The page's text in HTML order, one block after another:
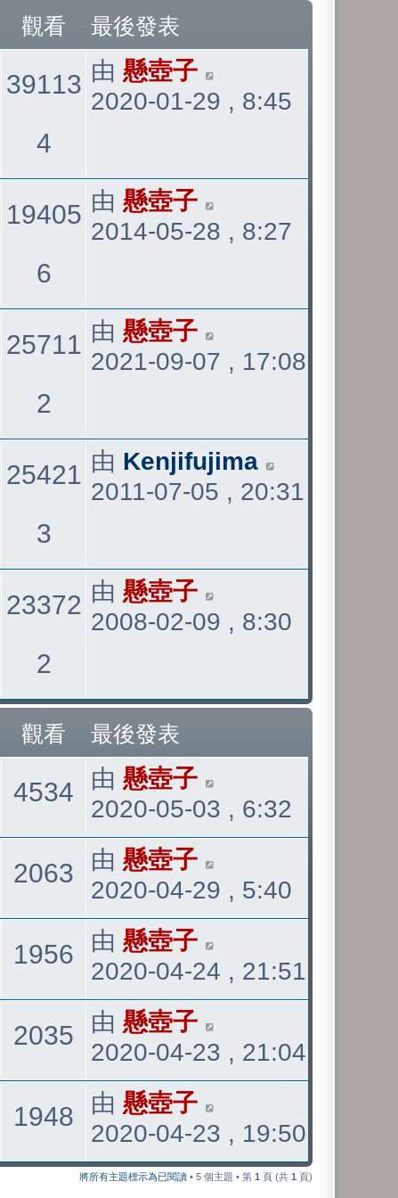
觀看 最後發表
39113
4觀
看
最
後
由 懸壺子
2020-01-29 , 8:45
19405
6觀
看
最
後
由 懸壺子
2014-05-28 , 8:27
25711
2
看
最
後
由 懸壺子
2021-09-07 , 17:08
25421
3觀
看
最
後
由 Kenjifujima
2011-07-05 , 20:31
23372
2
看
最
後
由 懸壺子
2008-02-09 , 8:30
觀看 最後發表
4534 觀
看
最
後
發
表
由 懸壺子
2020-05-03 , 6:32
2063 觀
看
最
後
發
表
由 懸壺子
2020-04-29 , 5:40
1956 觀
看
最
後
發
表
由 懸壺子
2020-04-24 , 21:51
2035 觀
看
最
後
發
表
由 懸壺子
2020-04-23 , 21:04
1948 觀
看
最
後
發
由 懸壺子
2020-04-23 , 19:50
將所有主題標示為已閱讀 • 5 個主題 • 第 1 頁 (共 1 頁)